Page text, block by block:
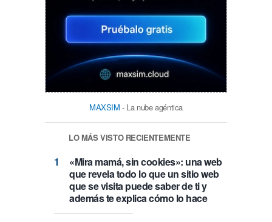
MAXSIM - La nube agéntica
LO MÁS VISTO RECIENTEMENTE
«Mira mamá, sin cookies»: una web
que revela todo lo que un sitio web
que se visita puede saber de ti y
además te explica cómo lo hace